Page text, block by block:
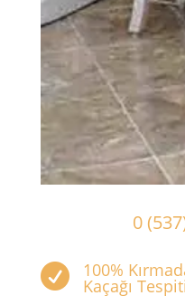
0
 100%
Kaçağı Tespiti